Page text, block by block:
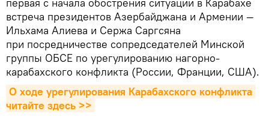
встреча президентов Азербайджана и Армении —
Ильхама Алиева и Сержа Саргсяна
при посредничестве сопредседателей Минской
группы ОБСЕ по урегулированию нагорно-
карабахского конфликта (России, Франции, США).
О ходе урегулирования Карабахского конфликта
читайте здесь >>